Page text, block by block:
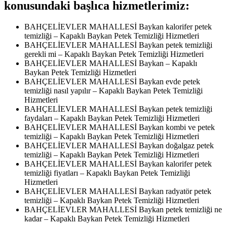
konusundaki başlıca hizmetlerimiz:
BAHÇELİEVLER MAHALLESİ Baykan kalorifer petek
temizliği – Kapaklı Baykan Petek Temizliği Hizmetleri
BAHÇELİEVLER MAHALLESİ Baykan petek temizliği
gerekli mi – Kapaklı Baykan Petek Temizliği Hizmetleri
BAHÇELİEVLER MAHALLESİ Baykan – Kapaklı
Baykan Petek Temizliği Hizmetleri
BAHÇELİEVLER MAHALLESİ Baykan evde petek
temizliği nasıl yapılır – Kapaklı Baykan Petek Temizliği
Hizmetleri
BAHÇELİEVLER MAHALLESİ Baykan petek temizliği
faydaları – Kapaklı Baykan Petek Temizliği Hizmetleri
BAHÇELİEVLER MAHALLESİ Baykan kombi ve petek
temizliği – Kapaklı Baykan Petek Temizliği Hizmetleri
BAHÇELİEVLER MAHALLESİ Baykan doğalgaz petek
temizliği – Kapaklı Baykan Petek Temizliği Hizmetleri
BAHÇELİEVLER MAHALLESİ Baykan kalorifer petek
temizliği fiyatları – Kapaklı Baykan Petek Temizliği
Hizmetleri
BAHÇELİEVLER MAHALLESİ Baykan radyatör petek
temizliği – Kapaklı Baykan Petek Temizliği Hizmetleri
BAHÇELİEVLER MAHALLESİ Baykan petek temizliği ne
kadar – Kapaklı Baykan Petek Temizliği Hizmetleri